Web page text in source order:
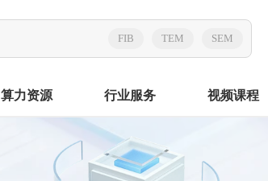
FIB TEM SEM
算力资源 行业服务 视频课程